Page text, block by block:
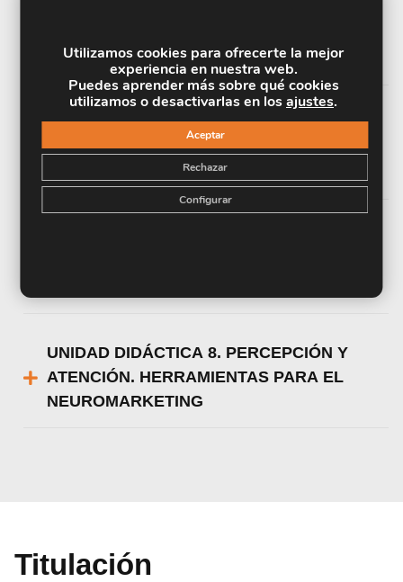
APLICACIÓN EN LA FUERZA DE VENTAS
UNIDAD DIDÁCTICA 6. APLICACIONES
PROFESIONALES Y ÁMBITOS DE
ACTUACIÓN DEL NEUROMARKETING
UNIDAD DIDÁCTICA 8. PERCEPCIÓN Y
ATENCIÓN. HERRAMIENTAS PARA EL
NEUROMARKETING
Titulación
Utilizamos cookies para ofrecerte la mejor
experiencia en nuestra web.
Puedes aprender más sobre qué cookies
utilizamos o desactivarlas en losajustes.
Aceptar
Rechazar
Configurar